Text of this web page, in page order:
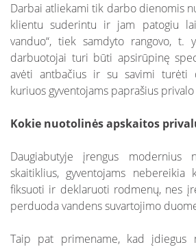
Darbai atliekami tik darbo dienomis
klientu suderintu ir jam patogiu
vanduo“, tiek samdyto rangovo, t.
darbuotojai turi būti apsirūpinę
avėti antbačius ir su savimi turėti
kuriuos gyventojams paprašius
Kokie nuotolinės apskaitos
Daugiabutyje įrengus modernius
skaitiklius, gyventojams nebereikia
fiksuoti ir deklaruoti rodmenų, nes
perduoda vandens suvartojimo
Taip pat primename, kad įdiegus